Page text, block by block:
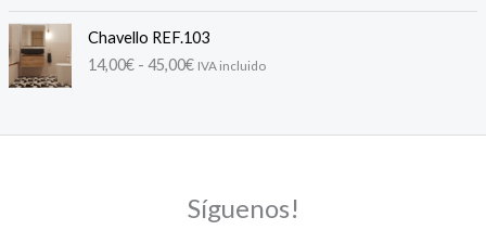
:
d
e
,
0
Chavello REF.103
14,00€ - 45,00€
a
n
d
r
IVA incluido
Síguenos!